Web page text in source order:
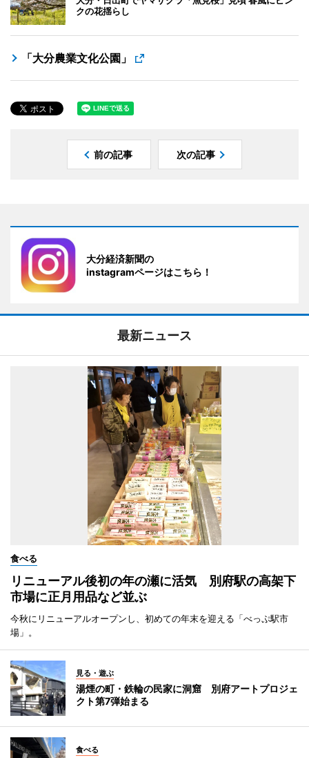
クの花揺らし
「大分農業文化公園」
前の記事 次の記事
大分経済新聞の
instagramページはこちら！
最新ニュース
食べる
リニューアル後初の年の瀬に活気 別府駅の高架下
市場に正月用品など並ぶ
今秋にリニューアルオープンし、初めての年末を迎える「べっぷ駅市
場」。
見る・遊ぶ
湯煙の町・鉄輪の民家に洞窟 別府アートプロジェ
クト第7弾始まる
食べる